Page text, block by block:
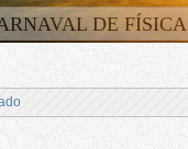
DE FÍSICA